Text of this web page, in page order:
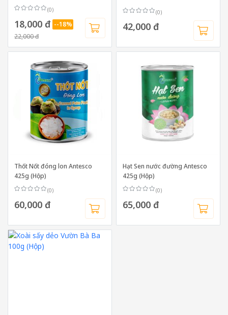
(0)
18,000 đ --18%
22,000 đ
(0)
42,000 đ
Thốt Nốt đóng lon Antesco
425g (Hộp)
(0)
60,000 đ
Hạt Sen nước đường Antesco
425g (Hộp)
(0)
65,000 đ